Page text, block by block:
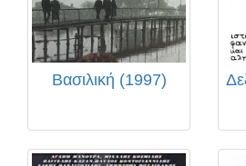
Βασιλική (1997)